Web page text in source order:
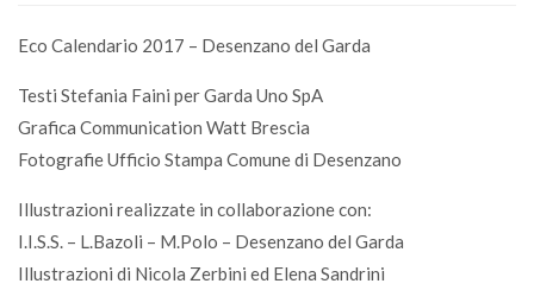
Eco Calendario 2017 – Desenzano del Garda
Testi Stefania Faini per Garda Uno SpA
Grafica Communication Watt Brescia
Fotografie Ufficio Stampa Comune di Desenzano
Illustrazioni realizzate in collaborazione con:
I.I.S.S. – L.Bazoli – M.Polo – Desenzano del Garda
Illustrazioni di Nicola Zerbini ed Elena Sandrini